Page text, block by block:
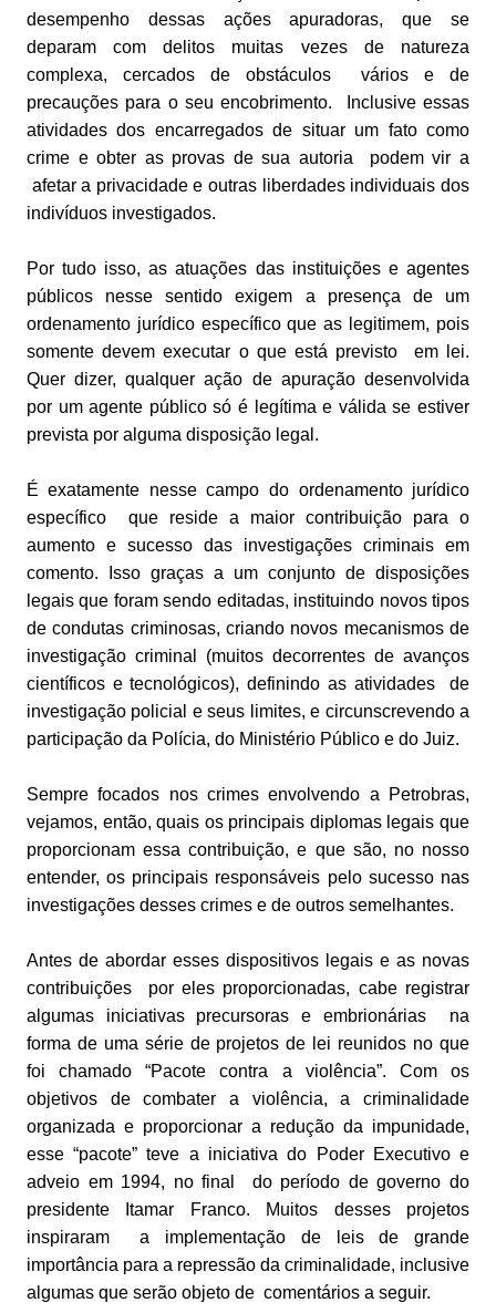
desempenho dessas ações apuradoras, que se
deparam com delitos muitas vezes de natureza
complexa, cercados de obstáculos vários e de
precauções para o seu encobrimento. Inclusive essas
atividades dos encarregados de situar um fato como
crime e obter as provas de sua autoria podem vir a
afetar a privacidade e outras liberdades individuais dos
indivíduos investigados.
Por tudo isso, as atuações das instituições e agentes
públicos nesse sentido exigem a presença de um
ordenamento jurídico específico que as legitimem, pois
somente devem executar o que está previsto em lei.
Quer dizer, qualquer ação de apuração desenvolvida
por um agente público só é legítima e válida se estiver
prevista por alguma disposição legal.
É exatamente nesse campo do ordenamento jurídico
específico que reside a maior contribuição para o
aumento e sucesso das investigações criminais em
comento. Isso graças a um conjunto de disposições
legais que foram sendo editadas, instituindo novos tipos
de condutas criminosas, criando novos mecanismos de
investigação criminal (muitos decorrentes de avanços
científicos e tecnológicos), definindo as atividades de
investigação policial e seus limites, e circunscrevendo a
participação da Polícia, do Ministério Público e do Juiz.
Sempre focados nos crimes envolvendo a Petrobras,
vejamos, então, quais os principais diplomas legais que
proporcionam essa contribuição, e que são, no nosso
entender, os principais responsáveis pelo sucesso nas
investigações desses crimes e de outros semelhantes.
Antes de abordar esses dispositivos legais e as novas
contribuições por eles proporcionadas, cabe registrar
algumas iniciativas precursoras e embrionárias na
forma de uma série de projetos de lei reunidos no que
foi chamado “Pacote contra a violência”. Com os
objetivos de combater a violência, a criminalidade
organizada e proporcionar a redução da impunidade,
esse “pacote” teve a iniciativa do Poder Executivo e
adveio em 1994, no final do período de governo do
presidente Itamar Franco. Muitos desses projetos
inspiraram a implementação de leis de grande
importância para a repressão da criminalidade, inclusive
algumas que serão objeto de comentários a seguir.